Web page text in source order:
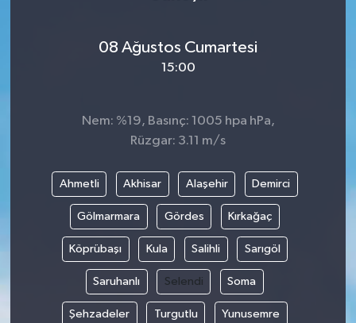
08 Ağustos Cumartesi
15:00
Nem: %19, Basınç: 1005 hpa hPa,
Rüzgar: 3.11 m/s
Ahmetli Akhisar Alaşehir Demirci
Gölmarmara Gördes Kırkağaç
Köprübaşı Kula Salihli Sarıgöl
Saruhanlı Selendi Soma
Şehzadeler Turgutlu Yunusemre